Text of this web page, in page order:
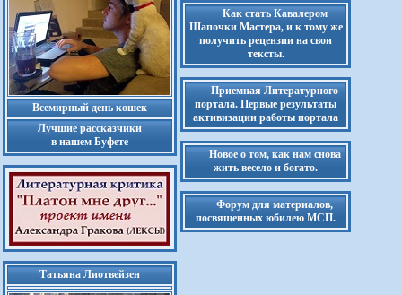
Всемирный день кошек
Лучшие рассказчики
в нашем Буфете
Татьяна Лиотвейзен
Как стать Кавалером
Шапочки Мастера, и к тому же
получить рецензии на свои
тексты.
Приемная Литературного
портала. Первые результаты
активизации работы портала
Новое о том, как нам снова
жить весело и богато.
Форум для материалов,
посвященных юбилею МСП.